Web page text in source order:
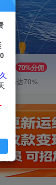
70%分佣
佣高达70%